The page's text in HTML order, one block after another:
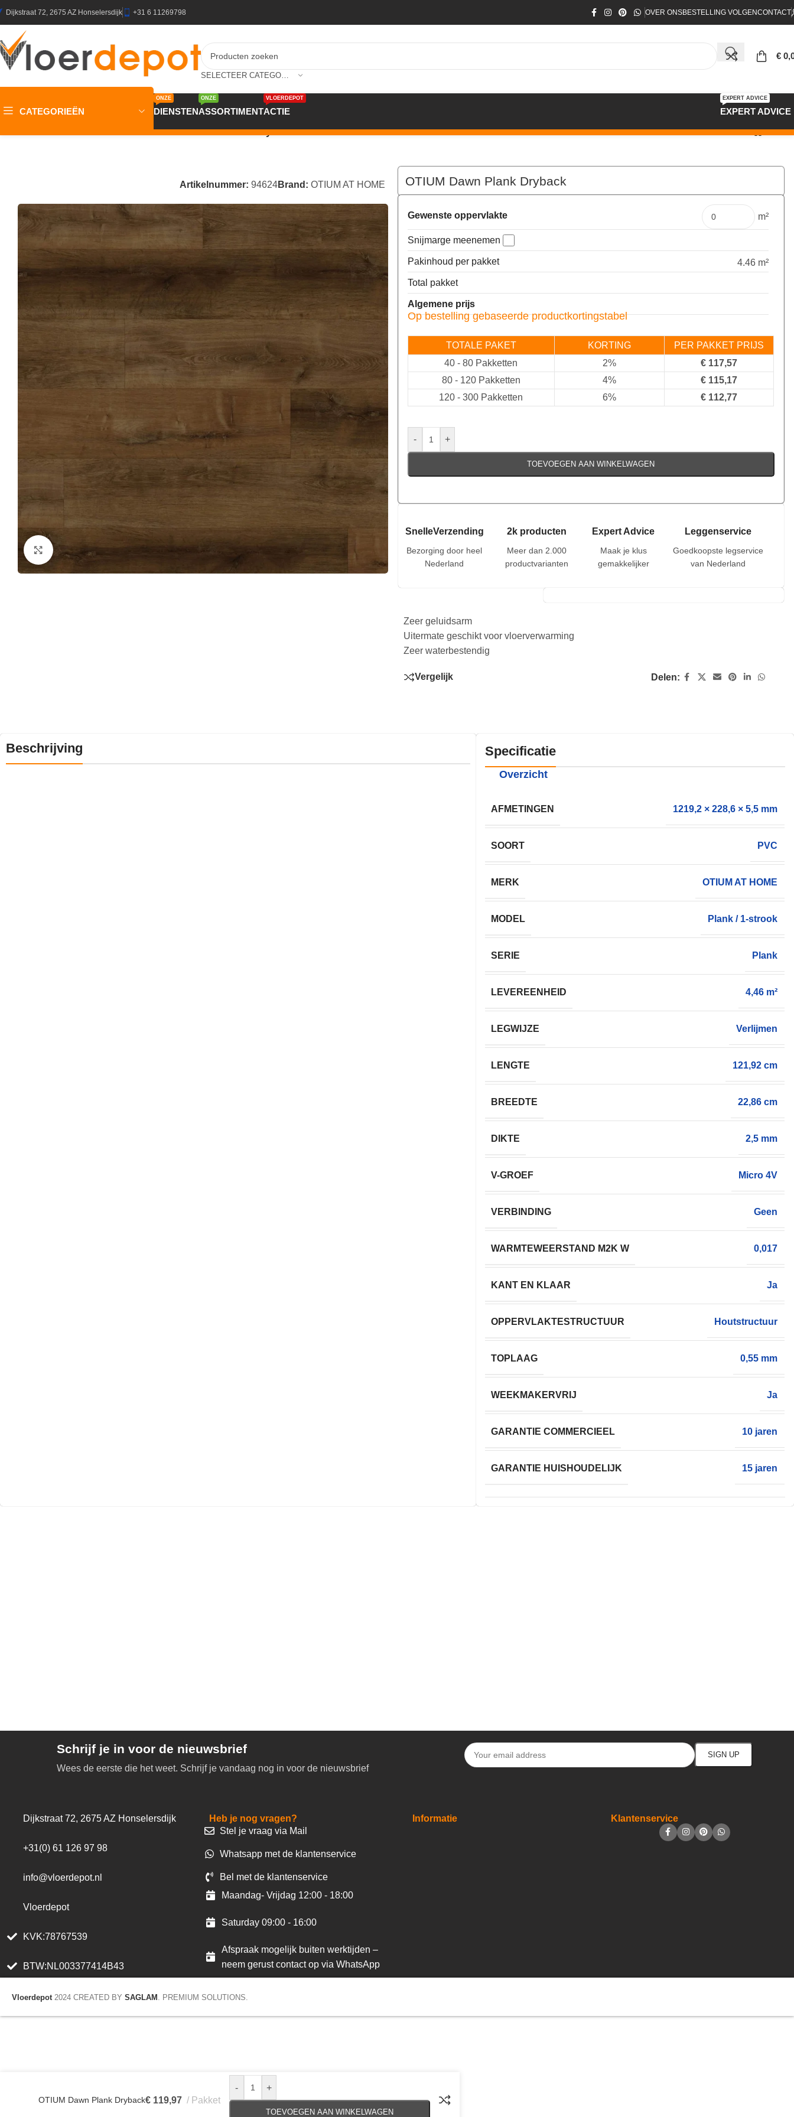
Dijkstraat 72, 2675 AZ Honselersdijk +31 6 11269798 OVER ONSBESTELLING VOLGENCONTACT
€
CATEGORIEËN DIENSTEN
ONZE
ASSORTIMENT
ONZE
ACTIE
VLOERDEPOT
EXPERT ADVICE
EXPERT ADVICE
PVC Vloeren/OTIUM Dawn Plank Dryback
Artikelnummer: 94624Brand: OTIUM AT HOME
Klik om te vergroten
OTIUM Dawn Plank Dryback
€119,97 Pakket
Gewenste oppervlakte m²
Snijmarge meenemen
Pakinhoud per pakket
4.46 m²
Total pakket
Algemene prijs
Op bestelling gebaseerde productkortingstabel
TOTALE PAKET KORTING
PER PAKKET PRIJS
40 - 80 Pakketten 2% €117,57
80 - 120 Pakketten 4% €115,17
120 - 300 Pakketten 6% €112,77
- +
TOEVOEGEN AAN WINKELWAGEN
SnelleVerzending
Bezorging door heel
Nederland
2k producten
Meer dan 2.000
productvarianten
Expert Advice
Maak je klus
gemakkelijker
Leggenservice
Goedkoopste legservice
van Nederland
Zeer geluidsarm
Uitermate geschikt voor vloerverwarming
Zeer waterbestendig
Vergelijk Delen:
Beschrijving Specificatie
Overzicht
AFMETINGEN 1219,2 × 228,6 × 5,5 mm
SOORT PVC
MERK OTIUM AT HOME
MODEL Plank / 1-strook
SERIE Plank
LEVEREENHEID 4,46 m²
LEGWIJZE Verlijmen
LENGTE 121,92 cm
BREEDTE 22,86 cm
DIKTE 2,5 mm
V-GROEF Micro 4V
VERBINDING Geen
WARMTEWEERSTAND M2K W 0,017
KANT EN KLAAR Ja
OPPERVLAKTESTRUCTUUR Houtstructuur
TOPLAAG 0,55 mm
WEEKMAKERVRIJ Ja
GARANTIE COMMERCIEEL 10 jaren
GARANTIE HUISHOUDELIJK 15 jaren
Schrijf je in voor de nieuwsbrief
Wees de eerste die het weet. Schrijf je vandaag nog in voor de nieuwsbrief
Dijkstraat 72, 2675 AZ Honselersdijk
+31(0) 61 126 97 98
info@vloerdepot.nl
Vloerdepot
KVK:78767539
BTW:NL003377414B43
Heb je nog vragen?
Stel je vraag via Mail
Whatsapp met de klantenservice
Bel met de klantenservice
Maandag- Vrijdag 12:00 - 18:00
Saturday 09:00 - 16:00
Afspraak mogelijk buiten werktijden –
neem gerust contact op via WhatsApp
Informatie Klantenservice
Vloerdepot 2024 CREATED BY SAGLAM . PREMIUM SOLUTIONS.
OTIUM Dawn Plank Dryback€ 119,97 Pakket
- +
TOEVOEGEN AAN WINKELWAGEN